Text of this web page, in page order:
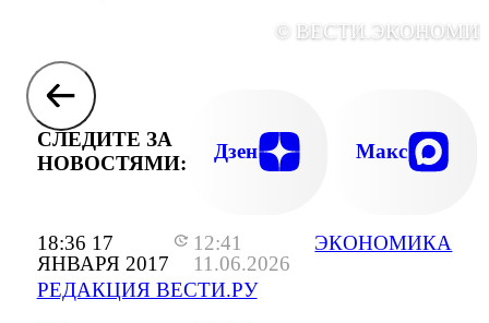
18:36 17
ЯНВАРЯ 2017
12:41
11.06.2026
РЕДАКЦИЯ ВЕСТИ.РУ
ЭКОНОМИКА
©
СЛЕДИТЕ ЗА
НОВОСТЯМИ:
Дзен Макс